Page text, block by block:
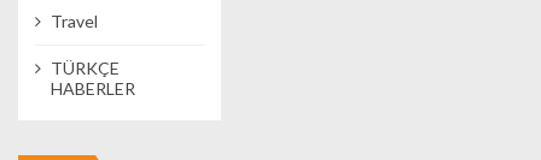
Travel
TÜRKÇE
HABERLER